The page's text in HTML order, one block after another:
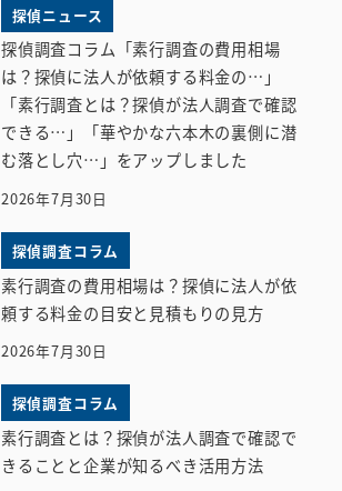
探偵ニュース
探偵調査コラム「素行調査の費用相場
は？探偵に法人が依頼する料金の…」
「素行調査とは？探偵が法人調査で確認
できる…」「華やかな六本木の裏側に潜
む落とし穴…」をアップしました
2026年7月30日
探偵調査コラム
素行調査の費用相場は？探偵に法人が依
頼する料金の目安と見積もりの見方
2026年7月30日
探偵調査コラム
素行調査とは？探偵が法人調査で確認で
きることと企業が知るべき活用方法